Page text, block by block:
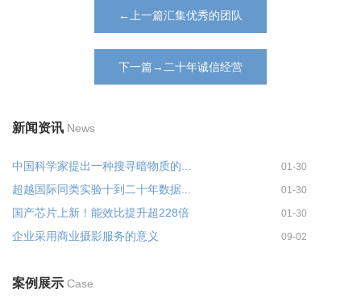
←上一篇汇集优秀的团队
下一篇→二十年诚信经营
新闻资讯 News
中国科学家提出一种搜寻暗物质的... 01-30
超越国际同类实验十到二十年数据... 01-30
国产芯片上新！能效比提升超228倍 01-30
企业采用商业摄影服务的意义 09-02
案例展示 Case